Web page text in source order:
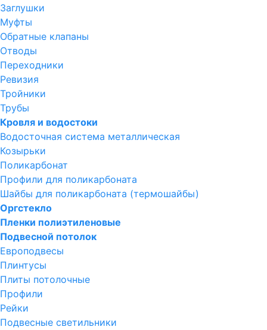
Заглушки
Муфты
Обратные клапаны
Отводы
Переходники
Ревизия
Тройники
Трубы
Кровля и водостоки
Водосточная система металлическая
Козырьки
Поликарбонат
Профили для поликарбоната
Шайбы для поликарбоната (термошайбы)
Оргстекло
Пленки полиэтиленовые
Подвесной потолок
Европодвесы
Плинтусы
Плиты потолочные
Профили
Рейки
Подвесные светильники